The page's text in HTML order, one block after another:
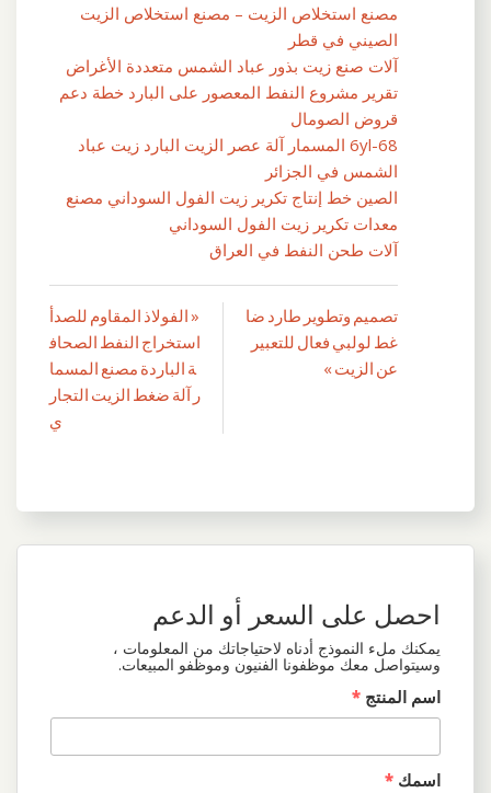
مصنع استخلاص الزيت – مصنع استخلاص الزيت
الصيني في قطر
آلات صنع زيت بذور عباد الشمس متعددة الأغراض
تقرير مشروع النفط المعصور على البارد خطة دعم
قروض الصومال
6yl-68 المسمار آلة عصر الزيت البارد زيت عباد
الشمس في الجزائر
الصين خط إنتاج تكرير زيت الفول السوداني مصنع
معدات تكرير زيت الفول السوداني
آلات طحن النفط في العراق
تصفّح
المقالات
« الفولاذ المقاوم للصدأ
استخراج النفط الصحاف
ة الباردة مصنع المسما
ر آلة ضغط الزيت التجار
ي
تصميم وتطوير طارد ضا
غط لولبي فعال للتعبير
عن الزيت »
احصل على السعر أو الدعم
يمكنك ملء النموذج أدناه لاحتياجاتك من المعلومات ،
وسيتواصل معك موظفونا الفنيون وموظفو المبيعات.
اسم المنتج *
اسمك *